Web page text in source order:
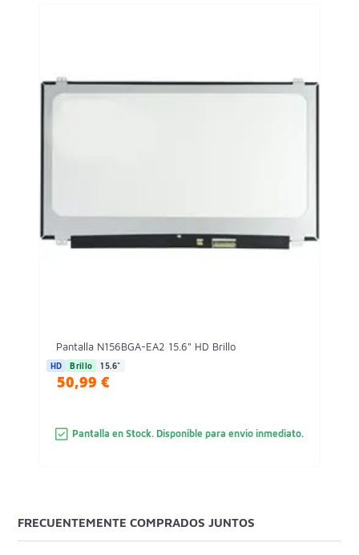
Pantalla N156BGA-EA2 15.6" HD Brillo
HD Brillo 15.6"
50,99 €
Pantalla en Stock. Disponible para envio inmediato.
FRECUENTEMENTE COMPRADOS JUNTOS